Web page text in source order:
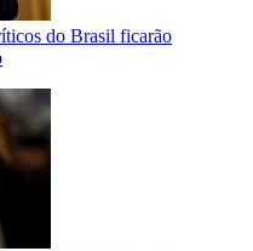
do Brasil ficarão